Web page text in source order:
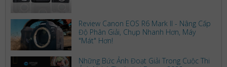
Review Canon EOS R6 Mark II - Nâng Cấp
Độ Phân Giải, Chụp Nhanh Hơn, Máy
"Mát" Hơn!
Những Bức Ảnh Đoạt Giải Trong Cuộc Thi